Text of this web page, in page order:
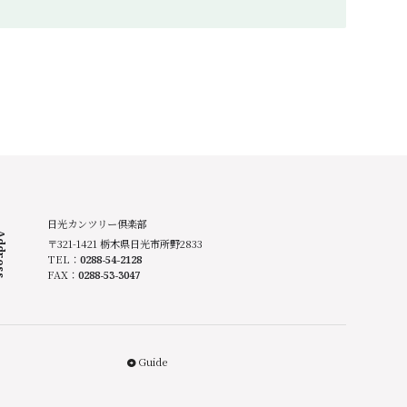
日光カンツリー倶楽部
〒321-1421 栃木県日光市所野2833
TEL： 0288-54-2128
FAX： 0288-53-3047
Guide